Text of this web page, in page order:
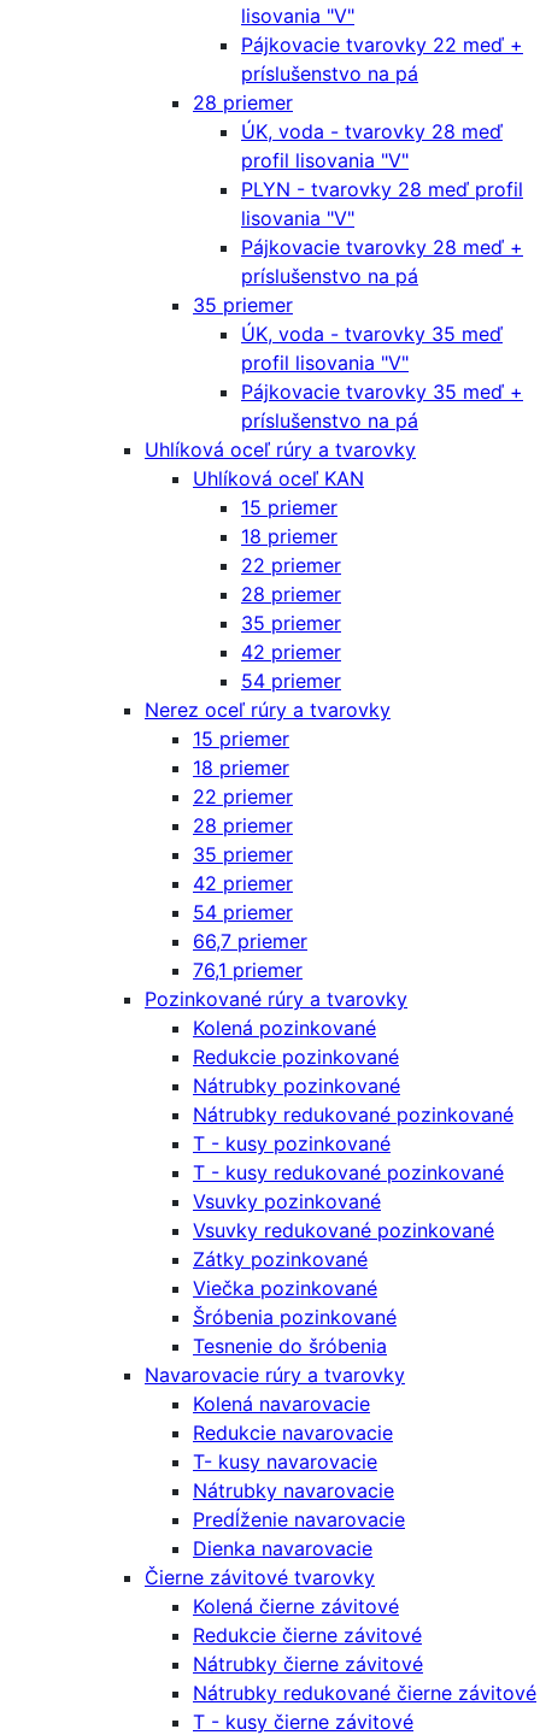
lisovania "V"
Pájkovacie tvarovky 22 meď +
príslušenstvo na pá
28 priemer
ÚK, voda - tvarovky 28 meď
profil lisovania "V"
PLYN - tvarovky 28 meď profil
lisovania "V"
Pájkovacie tvarovky 28 meď +
príslušenstvo na pá
35 priemer
ÚK, voda - tvarovky 35 meď
profil lisovania "V"
Pájkovacie tvarovky 35 meď +
príslušenstvo na pá
Uhlíková oceľ rúry a tvarovky
Uhlíková oceľ KAN
15 priemer
18 priemer
22 priemer
28 priemer
35 priemer
42 priemer
54 priemer
Nerez oceľ rúry a tvarovky
15 priemer
18 priemer
22 priemer
28 priemer
35 priemer
42 priemer
54 priemer
66,7 priemer
76,1 priemer
Pozinkované rúry a tvarovky
Kolená pozinkované
Redukcie pozinkované
Nátrubky pozinkované
Nátrubky redukované pozinkované
T - kusy pozinkované
T - kusy redukované pozinkované
Vsuvky pozinkované
Vsuvky redukované pozinkované
Zátky pozinkované
Viečka pozinkované
Šróbenia pozinkované
Tesnenie do šróbenia
Navarovacie rúry a tvarovky
Kolená navarovacie
Redukcie navarovacie
T- kusy navarovacie
Nátrubky navarovacie
Predĺženie navarovacie
Dienka navarovacie
Čierne závitové tvarovky
Kolená čierne závitové
Redukcie čierne závitové
Nátrubky čierne závitové
Nátrubky redukované čierne závitové
T - kusy čierne závitové